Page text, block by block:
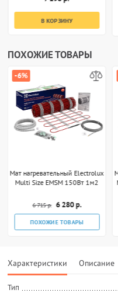
В КОРЗИНУ
ПОХОЖИЕ ТОВАРЫ
-6%
Мат нагревательный Electrolux
Multi Size EMSM 150Вт 1м2
6 715 р. 6 280 р.
ПОХОЖИЕ ТОВАРЫ
Характеристики Описание
Тип